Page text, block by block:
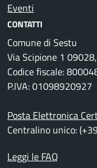
Eventi
CONTATTI
Comune di Sestu
Via Scipione 1
Codice fiscale:
P.IVA: 01098920927
Posta Elettronica
Centralino unico:
Leggi le FAQ